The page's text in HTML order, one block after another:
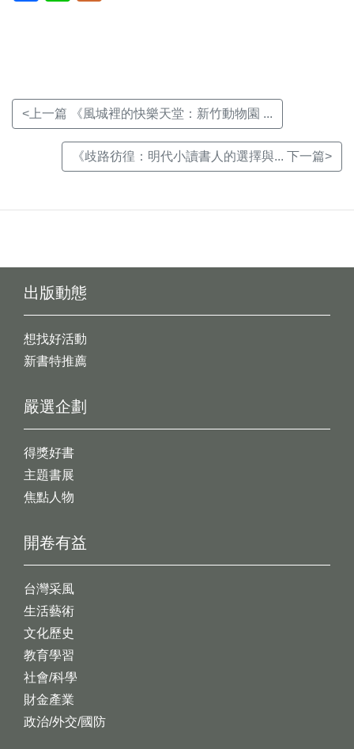
<上一篇 《風城裡的快樂天堂：新竹動物園 ...
《歧路彷徨：明代小讀書人的選擇與... 下一篇>
出版動態
想找好活動
新書特推薦
開卷有益
台灣采風
生活藝術
文化歷史
教育學習
社會/科學
財金產業
政治/外交/國防
嚴選企劃
得獎好書
主題書展
焦點人物